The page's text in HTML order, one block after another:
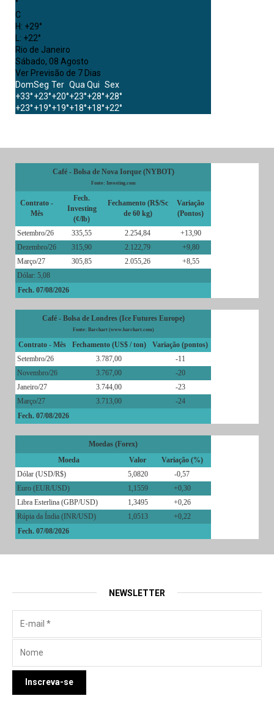
°
C
H: +29°
L: +22°
Rio de Janeiro
Sábado, 08 Agosto
Ver Previsão de 7 Dias
DomSeg Ter Qua Qui Sex
+33°+23°+20°+23°+28°+28°
+23°+19°+19°+18°+18°+22°
Café - Bolsa de Nova Iorque (NYBOT)
Fonte: Investing.com
Contrato -
Mês
Fech.
Investing
(¢/lb)
Fechamento (R$/Sc
de 60 kg)
Variação
(Pontos)
Setembro/26 335,55 2.254,84
+13,90
Dezembro/26
315,90 2.122,79
+9,80
Março/27
305,85 2.055,26
+8,55
Dólar: 5,08
Fech. 07/08/2026
Café - Bolsa de Londres (Ice Futures Europe)
Fonte: Barchart (www.barchart.com)
Contrato - Mês Fechamento (US$ / ton)
Variação (pontos)
Setembro/26
3.787,00
-11
Novembro/26
3.767,00
-20
Janeiro/27
3.744,00
-23
Março/27
3.713,00
-24
Fech. 07/08/2026
Moedas (Forex)
Moeda
Valor
Variação (%)
Dólar (USD/R$)
5,0820
-0,57
Euro (EUR/USD)
1,1559
+0,30
Libra Esterlina (GBP/USD)
1,3495
+0,26
Rúpia da Índia (INR/USD)
1,0513
+0,22
Fech. 07/08/2026
NEWSLETTER